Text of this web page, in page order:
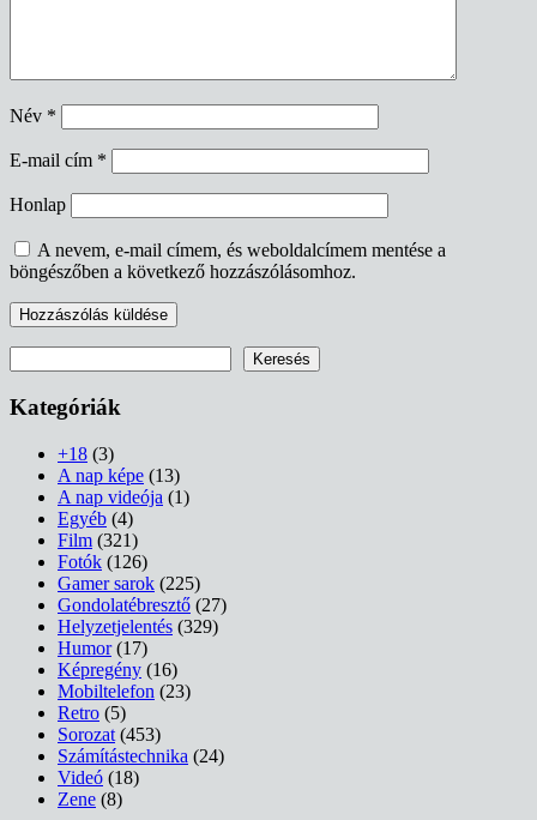
Név *
E-mail cím *
Honlap
A nevem, e-mail címem, és weboldalcímem mentése a
böngészőben a következő hozzászólásomhoz.
Keresés
Kategóriák
+18 (3)
A nap képe (13)
A nap videója (1)
Egyéb (4)
Film (321)
Fotók (126)
Gamer sarok (225)
Gondolatébresztő (27)
Helyzetjelentés (329)
Humor(17)
Képregény (16)
Mobiltelefon (23)
Retro (5)
Sorozat (453)
Számítástechnika (24)
Videó (18)
Zene (8)